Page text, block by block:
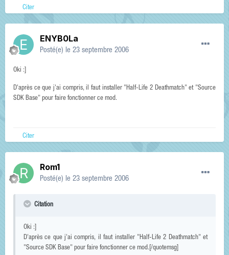
Citer
ENYB0La
Posté(e) le 23 septembre 2006
Oki :]
D'après ce que j'ai compris, il faut installer "Half-Life 2 Deathmatch" et "Source
SDK Base" pour faire fonctionner ce mod.
Citer
Rom1
Posté(e) le 23 septembre 2006
Citation
Oki :]
D'après ce que j'ai compris, il faut installer "Half-Life 2 Deathmatch" et
"Source SDK Base" pour faire fonctionner ce mod.[/quotemsg]